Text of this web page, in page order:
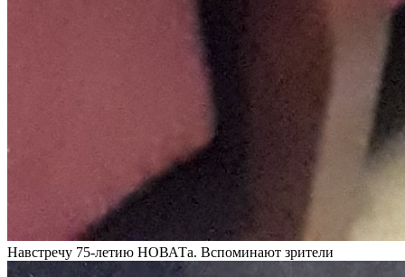
Навстречу 75-летию НОВАТа. Вспоминают зрители